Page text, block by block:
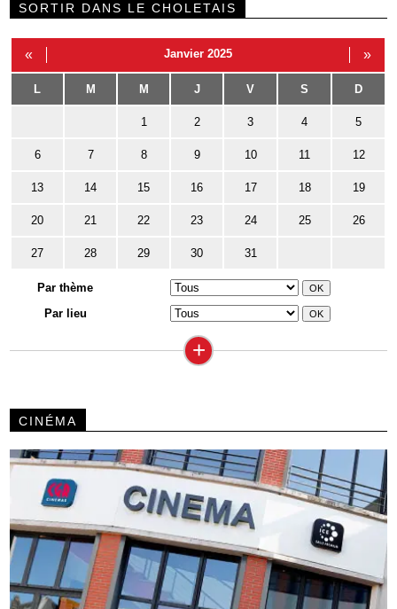
SORTIR DANS LE CHOLETAIS
« Janvier 2025 »
L M M J V S D
1 2 3 4 5
6 7 8 9 10 11 12
13 14 15 16 17 18 19
20 21 22 23 24 25 26
27 28 29 30 31
Par thème
Par lieu
+
CINÉMA